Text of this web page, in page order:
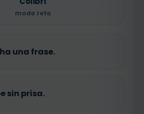
modo reto
una frase.
sin prisa.